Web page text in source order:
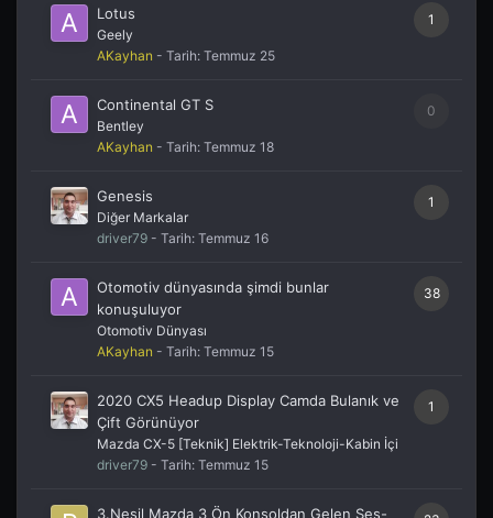
1
Lotus
Geely
AKayhan - Tarih: Temmuz 25
0
Continental GT S
Bentley
AKayhan - Tarih: Temmuz 18
1
Genesis
Diğer Markalar
driver79 - Tarih: Temmuz 16
38
Otomotiv dünyasında şimdi bunlar
konuşuluyor
Otomotiv Dünyası
AKayhan - Tarih: Temmuz 15
1
2020 CX5 Headup Display Camda Bulanık ve
Çift Görünüyor
Mazda CX-5 [Teknik] Elektrik-Teknoloji-Kabin İçi
driver79 - Tarih: Temmuz 15
3.Nesil Mazda 3 Ön Konsoldan Gelen Ses-